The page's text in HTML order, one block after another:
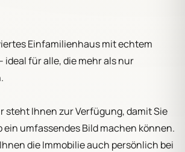
Einfamilienhaus mit echtem
ideal für alle, die mehr als nur
steht Ihnen zur Verfügung, damit Sie
ein umfassendes Bild machen können.
die Immobilie auch persönlich bei